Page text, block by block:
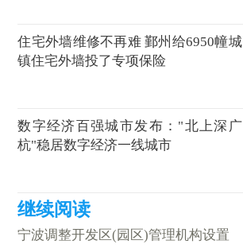
住宅外墙维修不再难 鄞州给6950幢城
镇住宅外墙投了专项保险
数字经济百强城市发布："北上深广
杭"稳居数字经济一线城市
宁波调整开发区(园区)管理机构设置